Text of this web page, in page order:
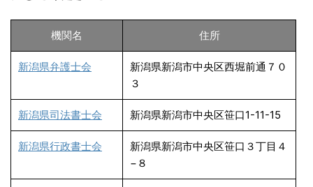
機関名 住所
新潟県弁護士会
新潟県新潟市中央区西堀前通７０
３
新潟県司法書士会 新潟県新潟市中央区笹口1-11-15
新潟県行政書士会
新潟県新潟市中央区笹口３丁目４
−８